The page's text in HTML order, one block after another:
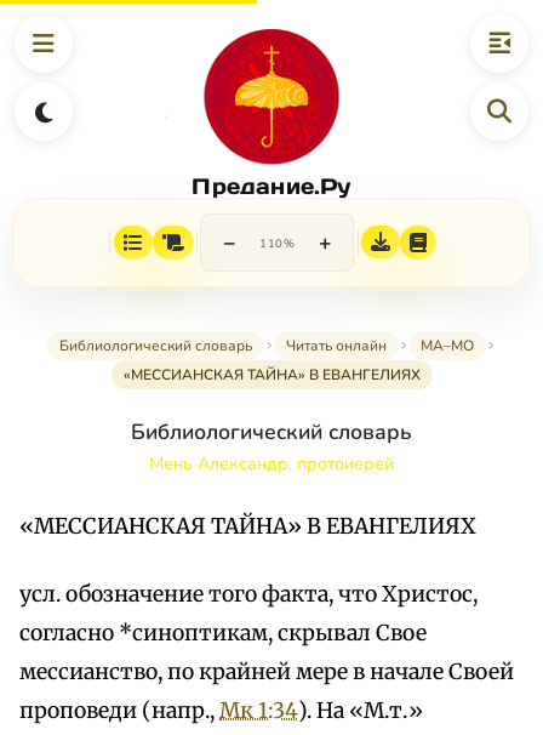
Предание.Ру
− 110% +
Библиологический словарь Читать онлайн
МА–МО
«МЕССИАНСКАЯ ТАЙНА» В ЕВАНГЕЛИЯХ
Библиологический словарь
Мень Александр, протоиерей
«МЕССИАНСКАЯ ТАЙНА» В ЕВАНГЕЛИЯХ
усл. обозначение того факта, что Христос,
согласно *синоптикам, скрывал Свое
мессианство, по крайней мере в начале Своей
проповеди (напр.,Мк 1:34). На «М.т.»